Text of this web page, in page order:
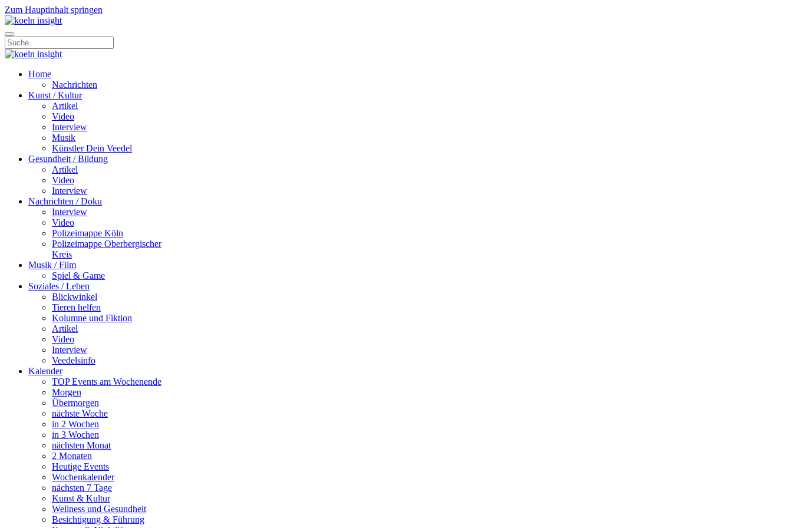
Zum Hauptinhalt springen
Home
Nachrichten
Kunst / Kultur
Artikel
Video
Interview
Musik
Künstler Dein Veedel
Gesundheit / Bildung
Artikel
Video
Interview
Nachrichten / Doku
Interview
Video
Polizeimappe Köln
Polizeimappe Oberbergischer
Kreis
Musik / Film
Spiel & Game
Soziales / Leben
Blickwinkel
Tieren helfen
Kolumne und Fiktion
Artikel
Video
Interview
Veedelsinfo
Kalender
TOP Events am Wochenende
Morgen
Übermorgen
nächste Woche
in 2 Wochen
in 3 Wochen
nächsten Monat
2 Monaten
Heutige Events
Wochenkalender
nächsten 7 Tage
Kunst & Kultur
Wellness und Gesundheit
Besichtigung & Führung